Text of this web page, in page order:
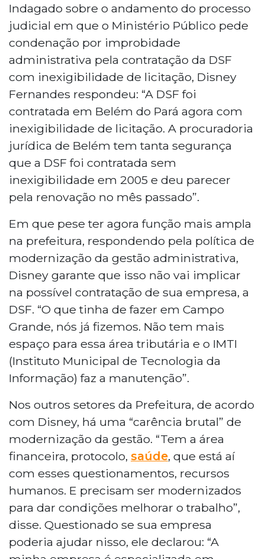
Indagado sobre o andamento do processo
judicial em que o Ministério Público pede
condenação por improbidade
administrativa pela contratação da DSF
com inexigibilidade de licitação, Disney
Fernandes respondeu: “A DSF foi
contratada em Belém do Pará agora com
inexigibilidade de licitação. A procuradoria
jurídica de Belém tem tanta segurança
que a DSF foi contratada sem
inexigibilidade em 2005 e deu parecer
pela renovação no mês passado”.
Em que pese ter agora função mais ampla
na prefeitura, respondendo pela política de
modernização da gestão administrativa,
Disney garante que isso não vai implicar
na possível contratação de sua empresa, a
DSF. “O que tinha de fazer em Campo
Grande, nós já fizemos. Não tem mais
espaço para essa área tributária e o IMTI
(Instituto Municipal de Tecnologia da
Informação) faz a manutenção”.
Nos outros setores da Prefeitura, de acordo
com Disney, há uma “carência brutal” de
modernização da gestão. “Tem a área
financeira, protocolo, saúde, que está aí
com esses questionamentos, recursos
humanos. E precisam ser modernizados
para dar condições melhorar o trabalho”,
disse. Questionado se sua empresa
poderia ajudar nisso, ele declarou: “A